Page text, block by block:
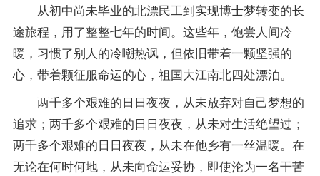
从初中尚未毕业的北漂民工到实现博士梦转变的长
途旅程，用了整整七年的时间。这些年，饱尝人间冷
暖，习惯了别人的冷嘲热讽，但依旧带着一颗坚强的
心，带着颗征服命运的心，祖国大江南北四处漂泊。
两千多个艰难的日日夜夜，从未放弃对自己梦想的
追求；两千多个艰难的日日夜夜，从未对生活绝望过；
两千多个艰难的日日夜夜，从未在他乡有一丝温暖。在
无论在何时何地，从未向命运妥协，即使沦为一名干苦